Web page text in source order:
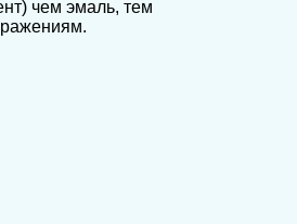
чем эмаль, тем